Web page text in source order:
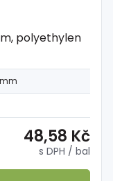
polyethylen
48,58 Kč
s DPH / bal